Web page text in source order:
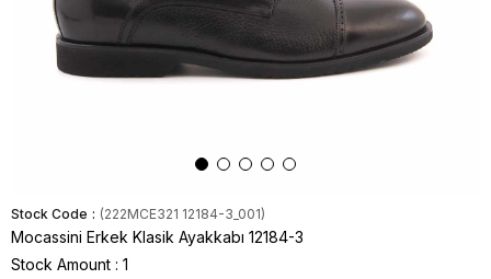
Stock Code (222MCE321 12184-3_001)
Mocassini Erkek Klasik Ayakkabı 12184-3
Stock Amount : 1